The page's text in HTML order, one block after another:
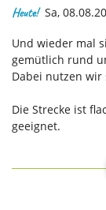
Heute! Sa,
Und wieder mal
gemütlich rund
Dabei nutzen wir
Die Strecke ist
geeignet.